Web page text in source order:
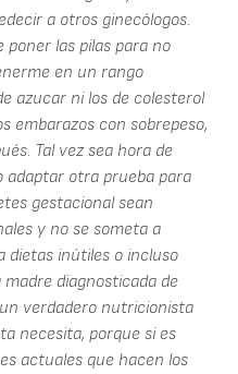
a otros ginecólogos.
poner las pilas para no
en un rango
azucar ni los de colesterol
embarazos con sobrepeso,
Tal vez sea hora de
adaptar otra prueba para
gestacional sean
y no se someta a
dietas inútiles o incluso
diagnosticada de
verdadero nutricionista
necesita, porque si es
actuales que hacen los